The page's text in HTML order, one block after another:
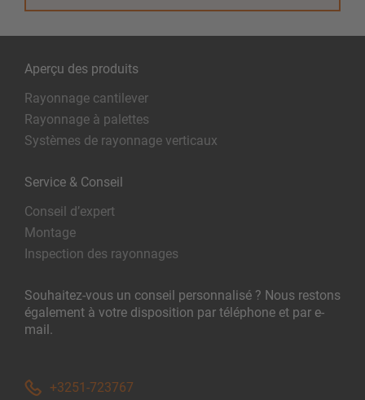
Aperçu des produits
Rayonnage cantilever
Rayonnage à palettes
Systèmes de rayonnage verticaux
Service & Conseil
Conseil d’expert
Montage
Inspection des rayonnages
Souhaitez-vous un conseil personnalisé ? Nous restons
également à votre disposition par téléphone et par e-
mail.
+3251-723767